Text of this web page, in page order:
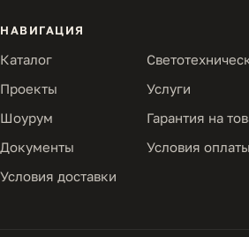
НАВИГАЦИЯ
Каталог
Проекты
Услуги
Шоурум
Гарантия на
Документы
Условия оплаты
Условия доставки